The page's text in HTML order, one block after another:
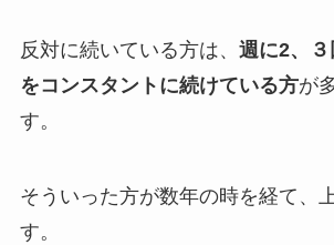
反対に続いている方は、 週に2、
をコンスタントに続けている方が
す。
そういった方が数年の時を経て、
す。